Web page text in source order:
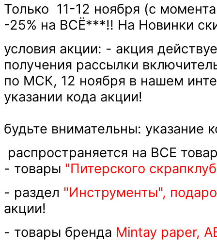
Только 11-12 ноября (с
-25% на ВСЁ***!! На Новинки
условия акции: - акция
получения рассылки
по МСК, 12 ноября в нашем
указании кода акции!
будьте внимательны: указание
распространяется на ВСЕ
- товары "Питерского
- раздел "Инструменты",
акции!
- товары бренда Mintay paper,